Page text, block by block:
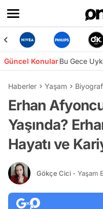
Güncel KonularBu Gece
Haberler Yaşam
Erhan
Yaşında?
Hayatı ve
Gökçe Cici - Yaşam